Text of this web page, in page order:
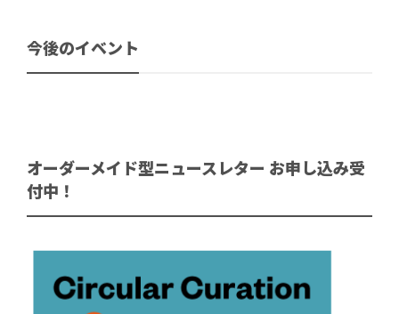
今後のイベント
オーダーメイド型ニュースレター お申し込み受
付中！